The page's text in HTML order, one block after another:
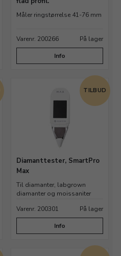
Måler ringstørrelse 41-76 mm
Varenr. 200266 På lager
Info
TILBUD
Diamanttester, SmartPro
Max
Til diamanter, labgrown
diamanter og moissaniter
Varenr. 200301
På lager
Info